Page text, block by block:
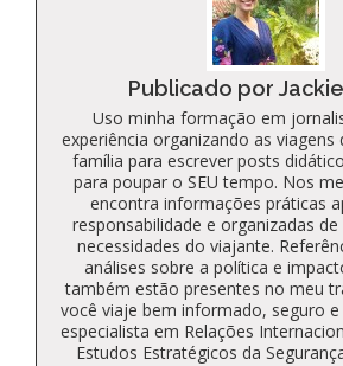
Publicado por
Uso minha formação em
experiência organizando as viagens
família para escrever posts
para poupar o SEU tempo. Nos
encontra informações práticas
responsabilidade e organizadas
necessidades do viajante.
análises sobre a política e
também estão presentes no meu
você viaje bem informado, seguro
especialista em Relações
Estudos Estratégicos da